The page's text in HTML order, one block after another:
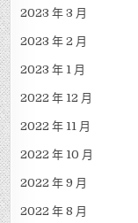
2023 年 3 月
2023 年 2 月
2023 年 1 月
2022 年 12 月
2022 年 11 月
2022 年 10 月
2022 年 9 月
2022 年 8 月